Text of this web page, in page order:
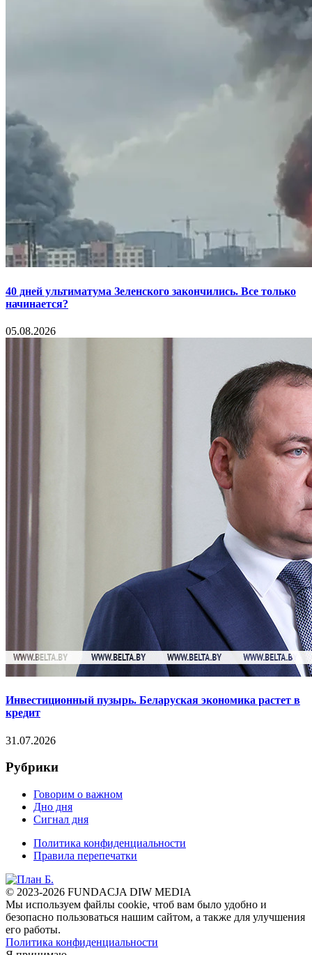
40 дней ультиматума Зеленского закончились. Все только
начинается?
05.08.2026
Инвестиционный пузырь. Беларуская экономика растет в
кредит
31.07.2026
Рубрики
Говорим о важном
Дно дня
Сигнал дня
Политика конфиденциальности
Правила перепечатки
© 2023-2026 FUNDACJA DIW MEDIA
Мы используем файлы cookie, чтоб вам было удобно и
безопасно пользоваться нашим сайтом, а также для улучшения
его работы.
Политика конфиденциальности